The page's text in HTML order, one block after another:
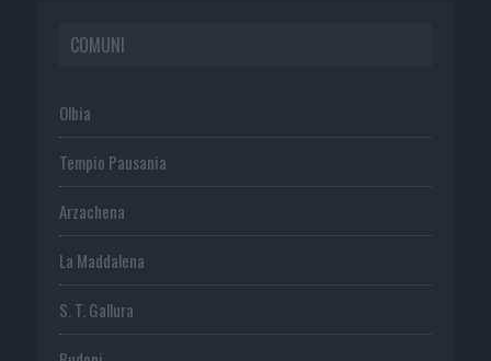
COMUNI
Olbia
Tempio Pausania
Arzachena
La Maddalena
S. T. Gallura